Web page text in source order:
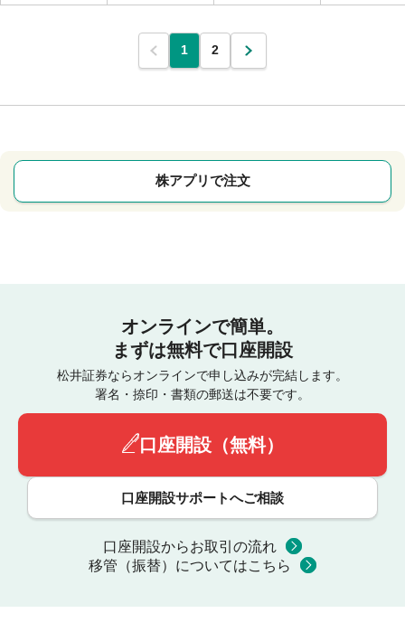
1 2
株アプリで注文
オンラインで簡単。
まずは無料で口座開設
松井証券ならオンラインで申し込みが完結します。
署名・捺印・書類の郵送は不要です。
口座開設（無料）
口座開設サポートへご相談
口座開設からお取引の流れ
移管（振替）についてはこちら